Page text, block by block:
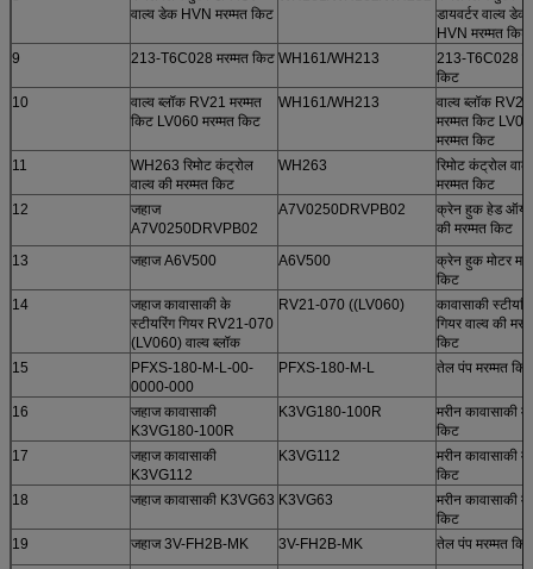
वाल्व डेक HVN मरम्मत किट
डायवर्टर वाल्व डेक
HVN मरम्मत किट
9
213-T6C028 मरम्मत किट WH161/WH213
213-T6C028
किट
10
वाल्व ब्लॉक RV21 मरम्मत
किट LV060 मरम्मत किट
WH161/WH213
वाल्व ब्लॉक RV21
मरम्मत किट
मरम्मत किट
11
WH263 रिमोट कंट्रोल
वाल्व की मरम्मत किट
WH263
रिमोट कंट्रोल
मरम्मत किट
12
जहाज
A7V0250DRVPB02
A7V0250DRVPB02
क्रेन हुक हेड
की मरम्मत किट
13
जहाज A6V500 A6V500
क्रेन हुक मोटर
किट
14
जहाज कावासाकी के
स्टीयरिंग गियर RV21-070
(LV060) वाल्व ब्लॉक
RV21-070 ((LV060)
कावासाकी
गियर वाल्व की
किट
15
PFXS-180-M-L-00-
0000-000
PFXS-180-M-L तेल पंप मरम्मत किट
16
जहाज कावासाकी
K3VG180-100R
K3VG180-100R
मरीन कावासाकी
किट
17
जहाज कावासाकी
K3VG112
K3VG112
मरीन कावासाकी
किट
18
जहाज कावासाकी K3VG63 K3VG63
मरीन कावासाकी
किट
19
जहाज 3V-FH2B-MK 3V-FH2B-MK तेल पंप मरम्मत किट